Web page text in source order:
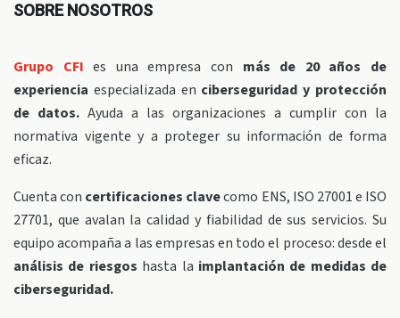
SOBRE NOSOTROS
Grupo CFI es una empresa con más de 20 años de
experiencia especializada en ciberseguridad y protección
de datos. Ayuda a las organizaciones a cumplir con la
normativa vigente y a proteger su información de forma
eficaz.
Cuenta con certificaciones clavecomo ENS, ISO 27001 e ISO
27701, que avalan la calidad y fiabilidad de sus servicios. Su
equipo acompaña a las empresas en todo el proceso: desde el
análisis de riesgos hasta la implantación de medidas de
ciberseguridad.